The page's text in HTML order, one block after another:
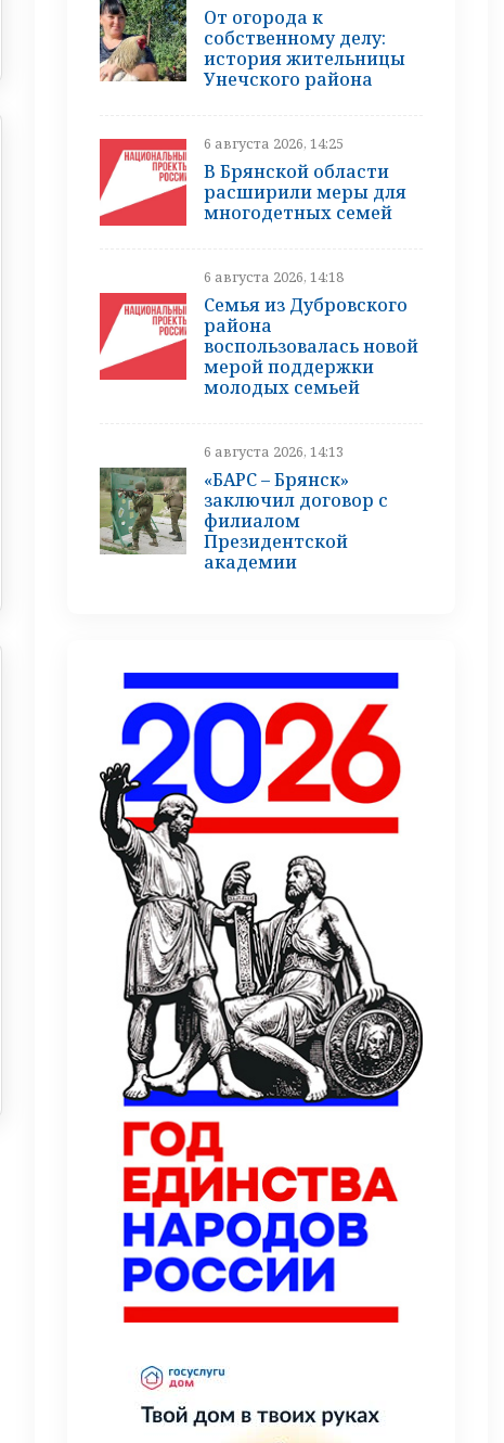
От огорода к
собственному делу:
история жительницы
Унечского района
6 августа 2026, 14:25
В Брянской области
расширили меры для
многодетных семей
6 августа 2026, 14:18
Семья из Дубровского
района
воспользовалась новой
мерой поддержки
молодых семьей
6 августа 2026, 14:13
«БАРС – Брянск»
заключил договор с
филиалом
Президентской
академии